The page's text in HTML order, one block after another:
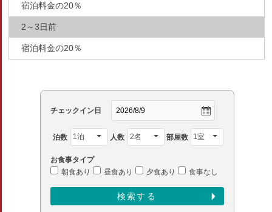
宿泊料金の20％
2～3日前
宿泊料金の20％
チェックイン日
泊数 人数 部屋数
お食事タイプ
朝食あり
昼食あり 夕食あり 食事なし